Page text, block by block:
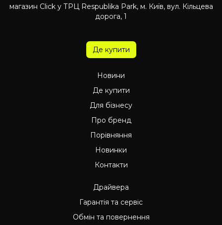
магазин Click у ТРЦ Respublika Park, м. Київ, вул. Кільцева
дорога, 1
Де купити
Новини
Де купити
Для бізнесу
Про бренд
Порівняння
Новинки
Контакти
Драйвера
Гарантія та сервіс
Обмін та повернення